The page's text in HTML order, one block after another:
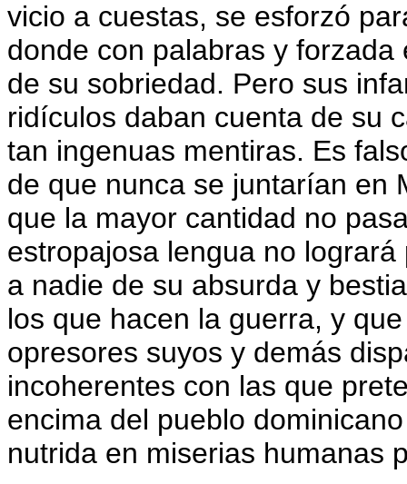
vicio a cuestas, se esforzó
donde con palabras y
de su sobriedad. Pero sus
ridículos daban cuenta de su
tan ingenuas mentiras. Es
de que nunca se juntarían en
que la mayor cantidad no
estropajosa lengua no
a nadie de su absurda y
los que hacen la guerra, y
opresores suyos y demás
incoherentes con las que
encima del pueblo
nutrida en miserias humanas